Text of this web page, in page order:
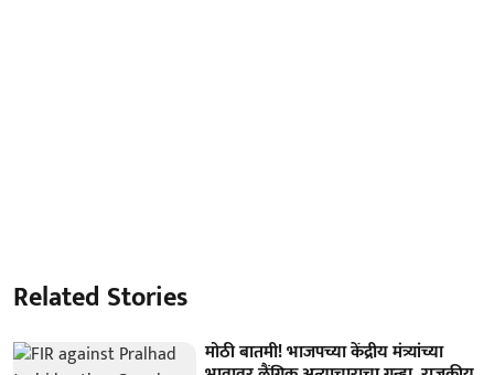
Related Stories
मोठी बातमी! भाजपच्या केंद्रीय मंत्र्यांच्या